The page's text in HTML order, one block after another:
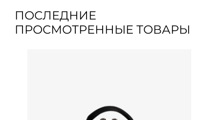
ПОСЛЕДНИЕ
ПРОСМОТРЕННЫЕ ТОВАРЫ